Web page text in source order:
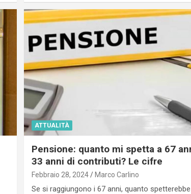
ATTUALITÀ
Pensione: quanto mi spetta a 67
33 anni di contributi? Le cifre
Febbraio 28, 2024 Marco Carlino
Se si raggiungono i 67 anni, quanto